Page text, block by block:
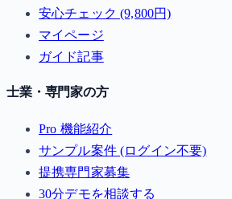
安心チェック (9,800円)
マイページ
ガイド記事
士業・専門家の方
Pro 機能紹介
サンプル案件 (ログイン不要)
提携専門家募集
30分デモを相談する